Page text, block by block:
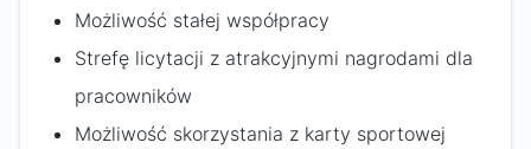
Możliwość stałej współpracy
Strefę licytacji z atrakcyjnymi nagrodami dla
pracowników
Możliwość skorzystania z karty sportowej